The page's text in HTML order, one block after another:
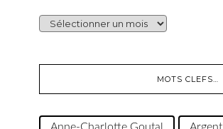
ARCHIVES…
MOTS CLEFS…